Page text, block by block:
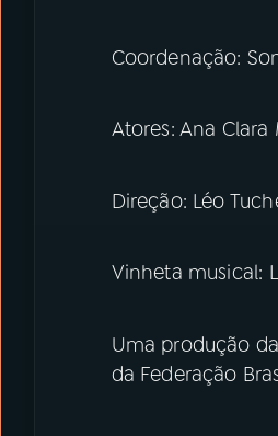
Coordenação:
Atores: Ana
Direção: Léo
Vinheta musical:
Uma produção
da Federação